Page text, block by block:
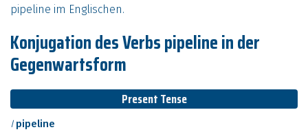
pipeline im Englischen.
Konjugation des Verbs pipeline in der
Gegenwartsform
Present Tense
I pipeline